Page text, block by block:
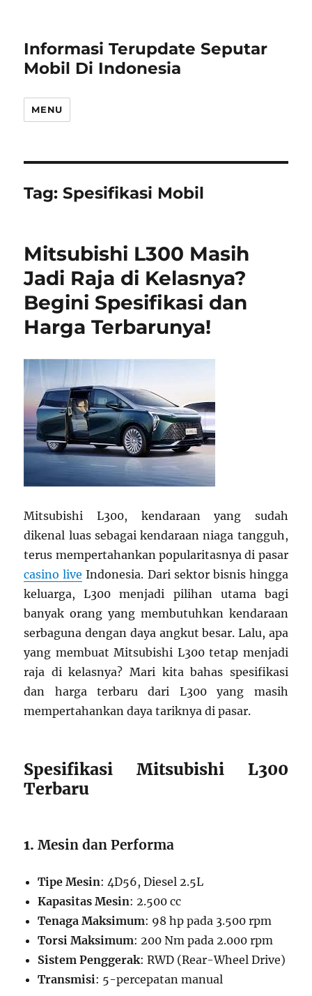
Informasi Terupdate Seputar
Mobil Di Indonesia
MENU
Tag:Spesifikasi Mobil
Mitsubishi L300 Masih
Jadi Raja di Kelasnya?
Begini Spesifikasi dan
Harga Terbarunya!
Mitsubishi L300, kendaraan yang sudah
dikenal luas sebagai kendaraan niaga tangguh,
terus mempertahankan popularitasnya di pasar
casino live Indonesia. Dari sektor bisnis hingga
keluarga, L300 menjadi pilihan utama bagi
banyak orang yang membutuhkan kendaraan
serbaguna dengan daya angkut besar. Lalu, apa
yang membuat Mitsubishi L300 tetap menjadi
raja di kelasnya? Mari kita bahas spesifikasi
dan harga terbaru dari L300 yang masih
mempertahankan daya tariknya di pasar.
Spesifikasi Mitsubishi L300
Terbaru
1.Mesin dan Performa
Tipe Mesin: 4D56, Diesel 2.5L
Kapasitas Mesin: 2.500 cc
Tenaga Maksimum: 98 hp pada 3.500 rpm
Torsi Maksimum: 200 Nm pada 2.000 rpm
Sistem Penggerak: RWD (Rear-Wheel Drive)
Transmisi: 5-percepatan manual